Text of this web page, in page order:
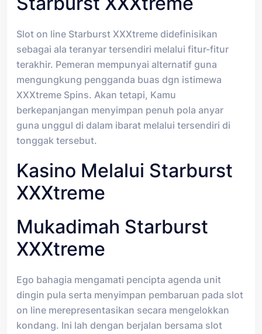
Slot on line Starburst XXXtreme didefinisikan
sebagai ala teranyar tersendiri melalui fitur-fitur
terakhir. Pemeran mempunyai alternatif guna
mengungkung pengganda buas dgn istimewa
XXXtreme Spins. Akan tetapi, Kamu
berkepanjangan menyimpan penuh pola anyar
guna unggul di dalam ibarat melalui tersendiri di
tonggak tersebut.
Kasino Melalui Starburst
XXXtreme
Mukadimah Starburst
XXXtreme
Ego bahagia mengamati pencipta agenda unit
dingin pula serta menyimpan pembaruan pada slot
on line merepresentasikan secara mengelokkan
kondang. Ini lah dengan berjalan bersama slot